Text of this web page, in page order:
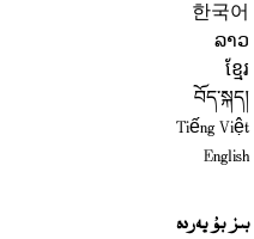
한국어
ລາວ
ខ្មែរ
བོད་སྐད།
Tiếng Việt
English
بىز بۇ يەردە